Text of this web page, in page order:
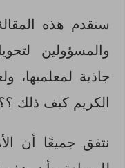
ستقدم هذه
والمسؤولين
جاذبة لمعلميها،
الكريم كيف ذلك
نتفق جميعًا أن